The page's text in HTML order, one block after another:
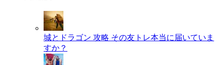
城とドラゴン 攻略 その友トレ本当に届いていま
すか？